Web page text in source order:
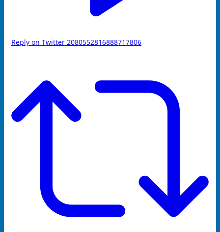
Reply on Twitter 2080552816888717806